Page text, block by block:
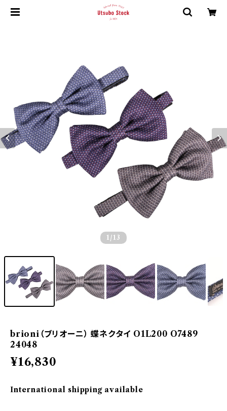
1 /13
brioni（ブリオーニ） 蝶ネクタイ O1L200 O7489
24048
¥16,830
International shipping available